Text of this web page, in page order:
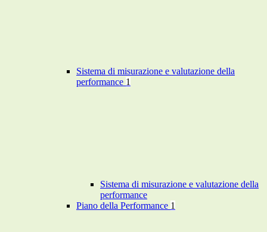
Sistema di misurazione e valutazione della
performance 1
Sistema di misurazione e valutazione della
performance
Piano della Performance 1